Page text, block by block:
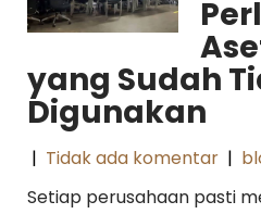
yang Sudah
Digunakan
| Tidak ada komentar |
Setiap perusahaan pasti